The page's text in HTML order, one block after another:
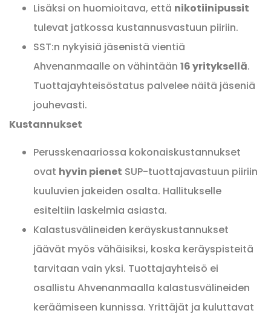
Lisäksi on huomioitava, että nikotiinipussit
tulevat jatkossa kustannusvastuun piiriin.
SST:n nykyisiä jäsenistä vientiä
Ahvenanmaalle on vähintään 16 yrityksellä.
Tuottajayhteisöstatus palvelee näitä jäseniä
jouhevasti.
Kustannukset
Perusskenaariossa kokonaiskustannukset
ovat hyvin pienet SUP-tuottajavastuun piiriin
kuuluvien jakeiden osalta. Hallitukselle
esiteltiin laskelmia asiasta.
Kalastusvälineiden keräyskustannukset
jäävät myös vähäisiksi, koska keräyspisteitä
tarvitaan vain yksi. Tuottajayhteisö ei
osallistu Ahvenanmaalla kalastusvälineiden
keräämiseen kunnissa. Yrittäjät ja kuluttavat